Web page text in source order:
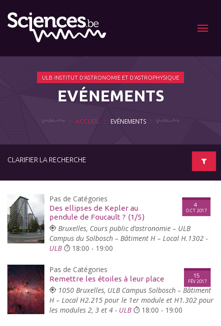
Menu
ULB INSTITUT D'ASTRONOMIE ET D'ASTROPHYSIQUE
EVÉNEMENTS
ACCUEIL EVÉNEMENTS
CLARIFIER LA RECHERCHE
Pas de Catégories
Des ellipses de Kepler au
pendule de Foucault ? (1/5)
4
OCT 2017
Bruxelles, Cours public d’astronomie – ULB
Campus du Solbosch – Bâtiment H – Local H.1302 -
ULB
18:00 - 19:00
Pas de Catégories
Remettre les étoiles à leur place 15
FÉV 2017
1050 Bruxelles, ULB Campus Solbosch – Bâtiment
H – Local H2.215 pour le 1er module et H1.302 pour
les modules 2, 3 et 4 - ULB 18:00 - 19:00